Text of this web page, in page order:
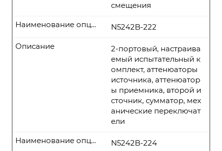
смещения
N5242B-222
Наименование опции
2-портовый, настраива
емый испытательный к
омплект, аттенюаторы
источника, аттенюатор
ы приемника, второй и
сточник, сумматор, мех
анические переключат
ели
Описание
N5242B-224
Наименование опции